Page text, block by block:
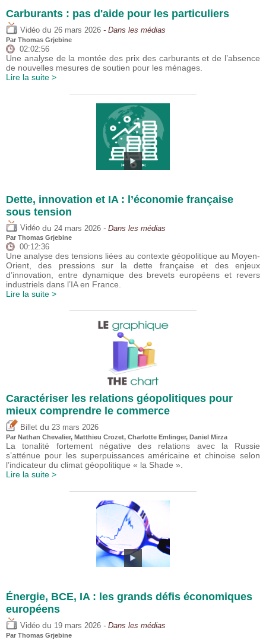
Carburants : pas d'aide pour les particuliers
Vidéo du 26 mars 2026 - Dans les médias
Par Thomas Grjebine
02:02:56
Une analyse de la montée des prix des carburants et de l’absence
de nouvelles mesures de soutien pour les ménages.
Lire la suite >
Dette, innovation et IA : l’économie française
sous tension
Vidéo du 24 mars 2026 - Dans les médias
Par Thomas Grjebine
00:12:36
Une analyse des tensions liées au contexte géopolitique au Moyen-
Orient, des pressions sur la dette française et des enjeux
d’innovation, entre dynamique des brevets européens et revers
industriels dans l’IA en France.
Lire la suite >
Caractériser les relations géopolitiques pour
mieux comprendre le commerce
Billet du 23 mars 2026
Par Nathan Chevalier, Matthieu Crozet, Charlotte Emlinger, Daniel Mirza
La tonalité fortement négative des relations avec la Russie
s’atténue pour les superpuissances américaine et chinoise selon
l’indicateur du climat géopolitique « la Shade ».
Lire la suite >
Énergie, BCE, IA : les grands défis économiques
européens
Vidéo du 19 mars 2026 - Dans les médias
Par Thomas Grjebine